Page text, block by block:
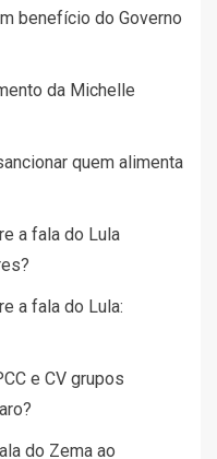
benefício do Governo
da Michelle
quem alimenta
a fala do Lula
a fala do Lula:
e CV grupos
do Zema ao